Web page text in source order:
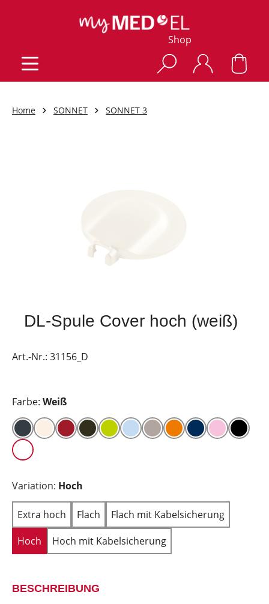
Shop
Home SONNET SONNET 3
DL-Spule Cover hoch (weiß)
Art.-Nr.: 31156_D
Farbe: Weiß
Variation: Hoch
Extra hoch Flach
Flach mit Kabelsicherung
Hoch
Hoch mit Kabelsicherung
BESCHREIBUNG